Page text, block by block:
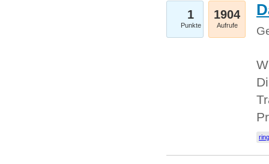
1
Punkte
1904
Aufrufe
ring